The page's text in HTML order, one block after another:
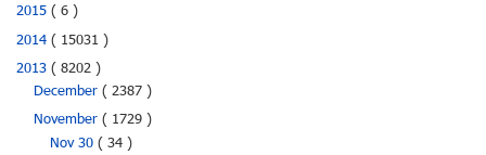
2015 ( 6 )
2014 ( 15031 )
2013 ( 8202 )
December ( 2387 )
November ( 1729 )
Nov 30( 34 )